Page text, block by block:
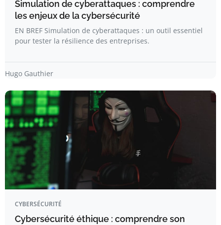
Simulation de cyberattaques : comprendre
les enjeux de la cybersécurité
EN BREF Simulation de cyberattaques : un outil essentiel
pour tester la résilience des entreprises.
Hugo Gauthier
CYBERSÉCURITÉ
Cybersécurité éthique : comprendre son